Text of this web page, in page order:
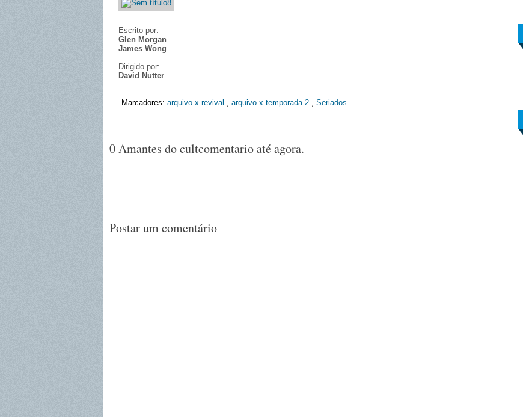
Escrito por:
Glen Morgan
James Wong
Dirigido por:
David Nutter
Marcadores: arquivo x revival , arquivo x temporada 2 , Seriados
0 Amantes do cultcomentario até agora.
Postar um comentário